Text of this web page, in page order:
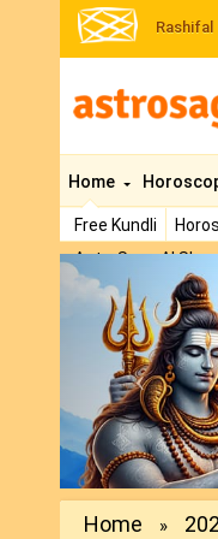
Rashifal
Home
Free Kundli
AstroSage AI Shop
Previous
Home »